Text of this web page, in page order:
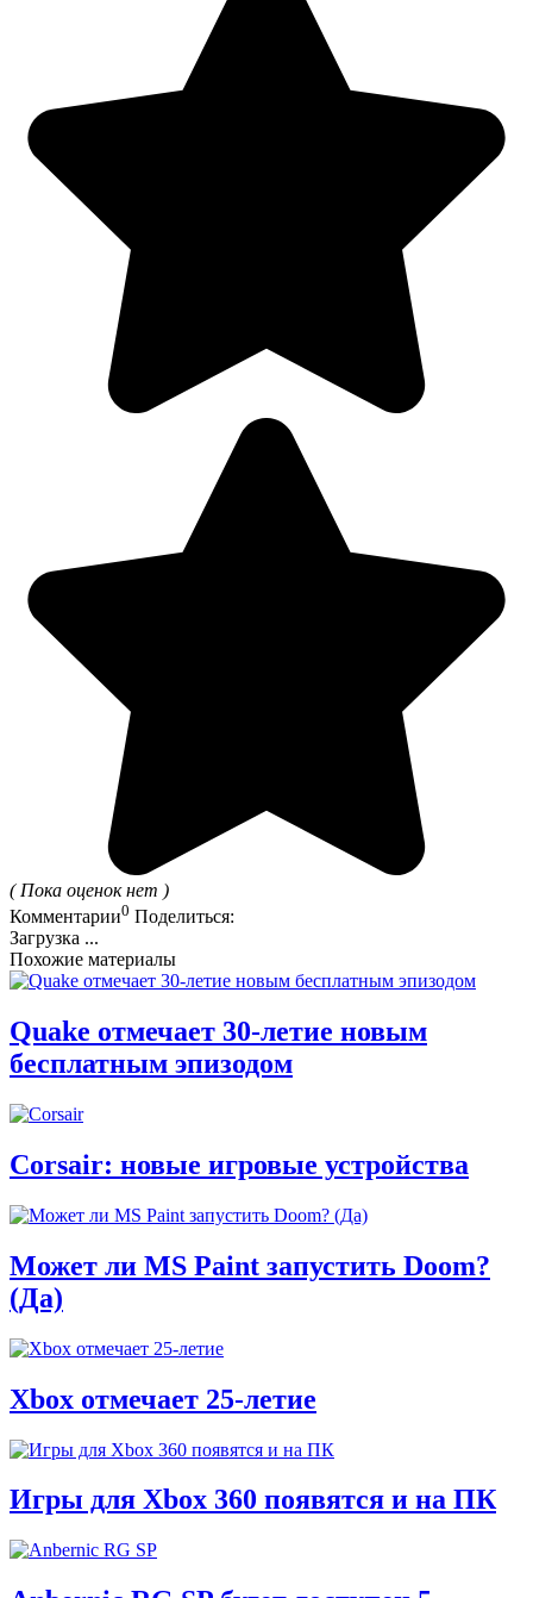
( Пока оценок нет )
Комментарии0 Поделиться:
Загрузка ...
Похожие материалы
Quake отмечает 30-летие новым
бесплатным эпизодом
Corsair: новые игровые устройства
Может ли MS Paint запустить Doom?
(Да)
Xbox отмечает 25-летие
Игры для Xbox 360 появятся и на ПК